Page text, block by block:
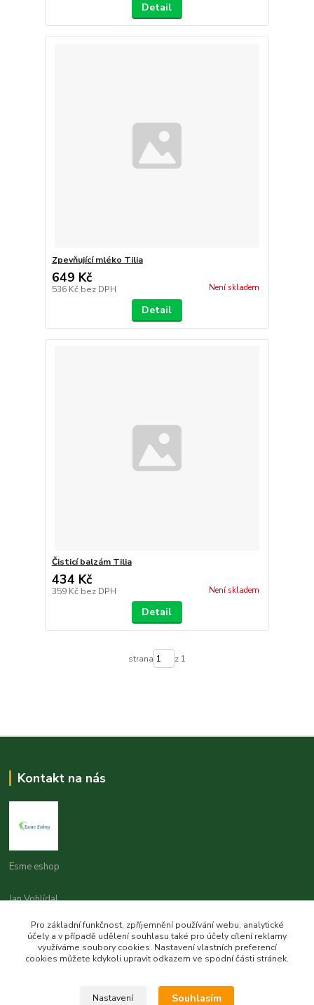
Detail
Zpevňující mléko Tilia
649 Kč
536 Kč bez DPH Není skladem
Detail
Čisticí balzám Tilia
434 Kč
359 Kč bez DPH Není skladem
Detail
strana z 1
Kontakt na nás
Esme eshop
Jan Vohlídal
8,00 - 20,00
objednavky@esme-eshop.cz
Pro základní funkčnost, zpříjemnění používání webu, analytické
účely a v případě udělení souhlasu také pro účely cílení reklamy
využíváme soubory cookies. Nastavení vlastních preferencí
cookies můžete kdykoli upravit odkazem ve spodní části stránek.
Nastavení Souhlasím